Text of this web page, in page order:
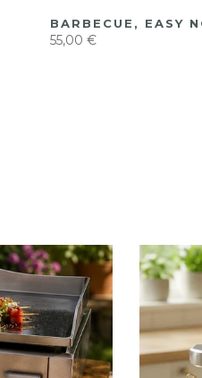
BARBECUE, EASY
55,00 €